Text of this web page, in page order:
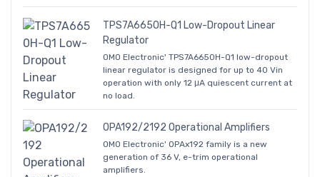
TPS7A6650H-Q1 Low-Dropout Linear
Regulator
OMO Electronic' TPS7A6650H-Q1 low-dropout
linear regulator is designed for up to 40 Vin
operation with only 12 μA quiescent current at
no load.
OPA192/2192 Operational Amplifiers
OMO Electronic' OPAx192 family is a new
generation of 36 V, e-trim operational
amplifiers.